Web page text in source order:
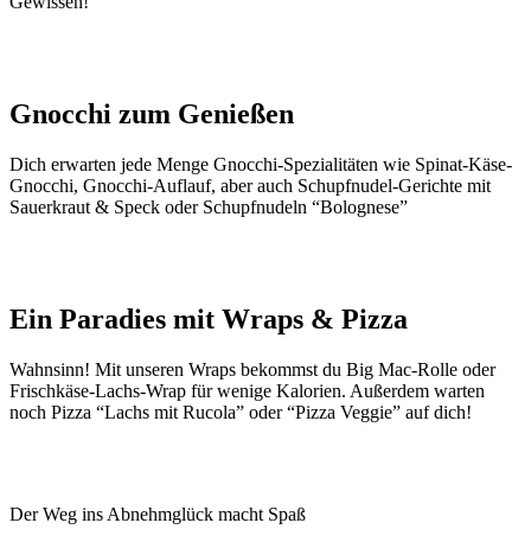
Gnocchi zum Genießen
Dich erwarten jede Menge Gnocchi-Spezialitäten wie Spinat-Käse-
Gnocchi, Gnocchi-Auflauf, aber auch Schupfnudel-Gerichte mit
Sauerkraut & Speck oder Schupfnudeln “Bolognese”
Ein Paradies mit Wraps & Pizza
Wahnsinn! Mit unseren Wraps bekommst du Big Mac-Rolle oder
Frischkäse-Lachs-Wrap für wenige Kalorien. Außerdem warten
noch Pizza “Lachs mit Rucola” oder “Pizza Veggie” auf dich!
Der Weg ins Abnehmglück macht Spaß